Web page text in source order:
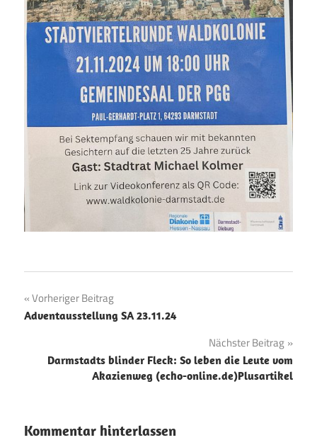
Beitragsnavigation
Vorheriger Beitrag
Adventausstellung SA 23.11.24
Nächster Beitrag
Darmstadts blinder Fleck: So leben die Leute vom
Akazienweg (echo-online.de)Plusartikel
Kommentar hinterlassen